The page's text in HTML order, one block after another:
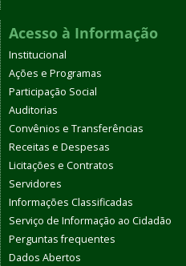
Acesso à Informação
Institucional
Ações e Programas
Participação Social
Auditorias
Convênios e Transferências
Receitas e Despesas
Licitações e Contratos
Servidores
Informações Classificadas
Serviço de Informação ao Cidadão
Perguntas frequentes
Dados Abertos